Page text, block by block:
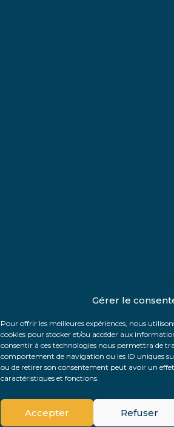
Gérer le
Pour offrir les meilleures expériences, nous
cookies pour stocker et/ou accéder aux
consentir à ces technologies nous permettra de
comportement de navigation ou les ID uniques
ou de retirer son consentement peut avoir un
caractéristiques et fonctions.
Accepter Refuser